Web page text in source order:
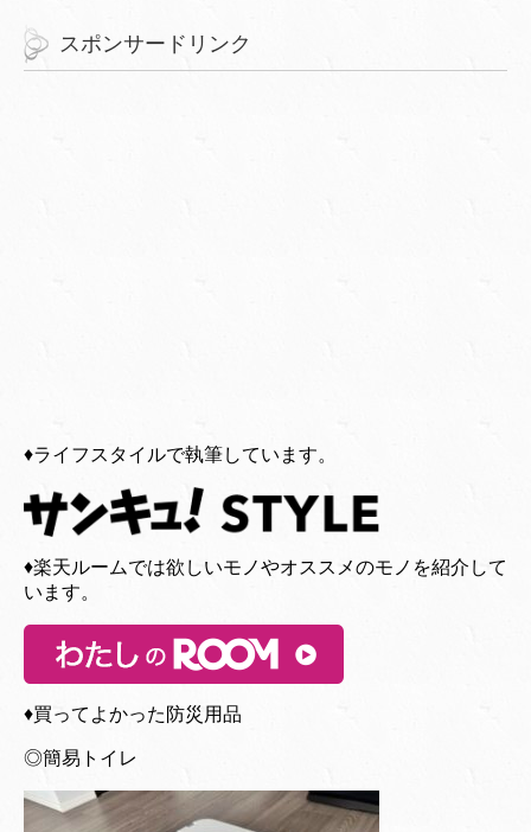
スポンサードリンク
♦︎ライフスタイルで執筆しています。
♦︎楽天ルームでは欲しいモノやオススメのモノを紹介して
います。
♦︎買ってよかった防災用品
◎簡易トイレ